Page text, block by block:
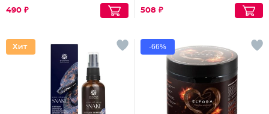
490 ₽
508 ₽
-66%